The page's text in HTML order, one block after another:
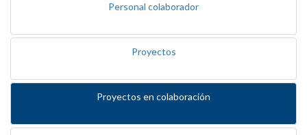
Personal colaborador
Proyectos
Proyectos en colaboración